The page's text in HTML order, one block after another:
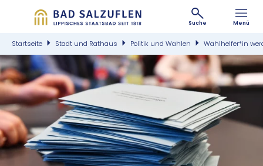
Suche Menü
Startseite Stadt und Rathaus Politik und Wahlen Wahlhelfer*in